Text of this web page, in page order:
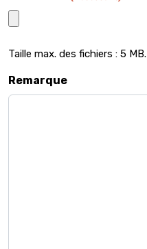
Taille max. des fichiers : 5 MB.
Remarque